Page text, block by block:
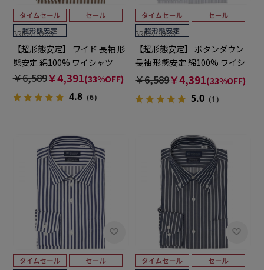
BRICK HOUSE
【超形態安定】 ワイド 長袖 形
態安定 綿100% ワイシャツ
￥6,589￥4,391(33%OFF)
4.8（6）
BRICK HOUSE
【超形態安定】 ボタンダウン
長袖 形態安定 綿100% ワイシ
ャツ
￥6,589￥4,391(33%OFF)
5.0 （1）